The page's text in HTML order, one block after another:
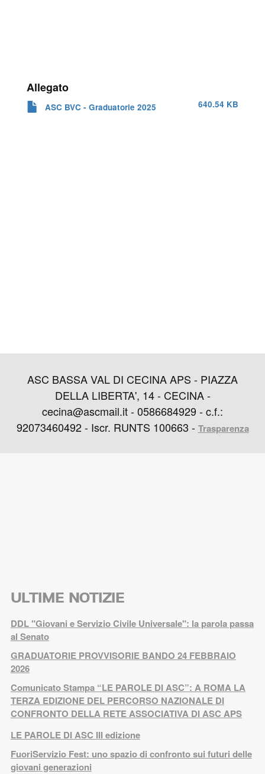
Allegato
ASC BVC - Graduatorie 2025 640.54 KB
ASC BASSA VAL DI CECINA APS - PIAZZA
DELLA LIBERTA', 14 - CECINA -
cecina@ascmail.it - 0586684929 - c.f.:
92073460492 - Iscr. RUNTS 100663 - Trasparenza
ULTIME NOTIZIE
DDL "Giovani e Servizio Civile Universale": la parola passa
al Senato
GRADUATORIE PROVVISORIE BANDO 24 FEBBRAIO
2026
Comunicato Stampa “LE PAROLE DI ASC”: A ROMA LA
TERZA EDIZIONE DEL PERCORSO NAZIONALE DI
CONFRONTO DELLA RETE ASSOCIATIVA DI ASC APS
LE PAROLE DI ASC III edizione
FuoriServizio Fest: uno spazio di confronto sui futuri delle
giovani generazioni